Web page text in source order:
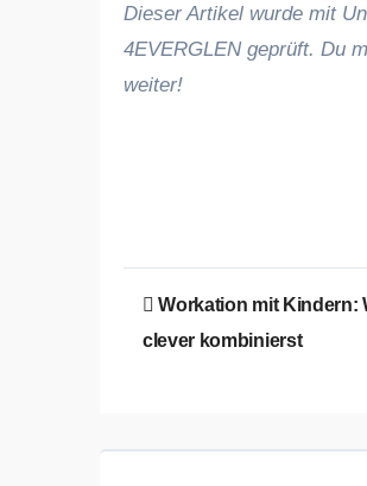
Dieser Artikel wurde mit
4EVERGLEN geprüft. Du
weiter!
Workation mit Kindern:
clever kombinierst